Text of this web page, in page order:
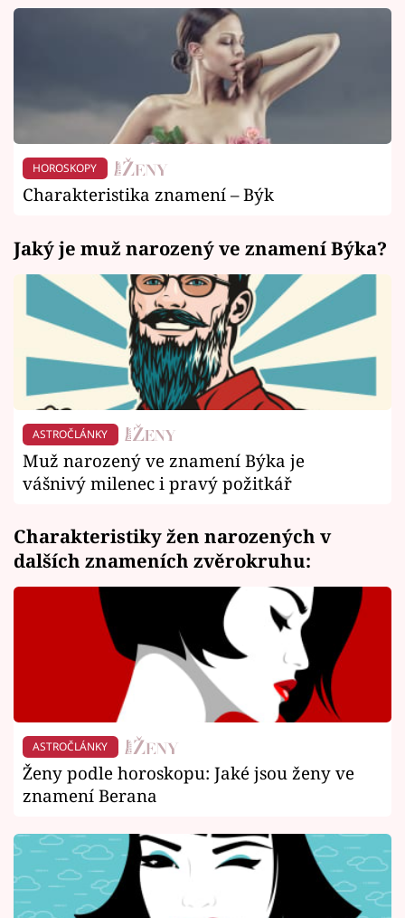
HOROSKOPY
Charakteristika znamení – Býk
Jaký je muž narozený ve znamení Býka?
ASTROČLÁNKY
Muž narozený ve znamení Býka je
vášnivý milenec i pravý požitkář
Charakteristiky žen narozených v
dalších znameních zvěrokruhu:
ASTROČLÁNKY
Ženy podle horoskopu: Jaké jsou ženy ve
znamení Berana